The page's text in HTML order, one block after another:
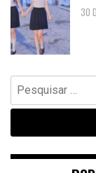
30
Pesquisar
por: